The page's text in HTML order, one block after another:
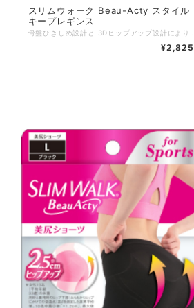
スリムウォーク Beau-Acty スタイル
キープレギンス
¥2,825